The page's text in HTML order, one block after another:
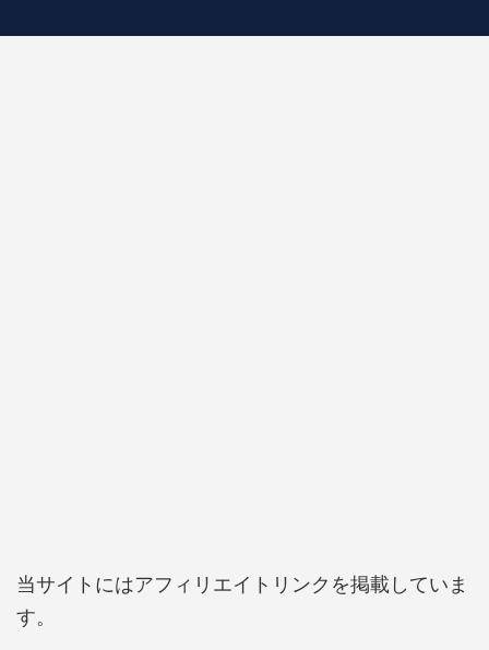
当サイトにはアフィリエイトリンクを掲載していま
す。